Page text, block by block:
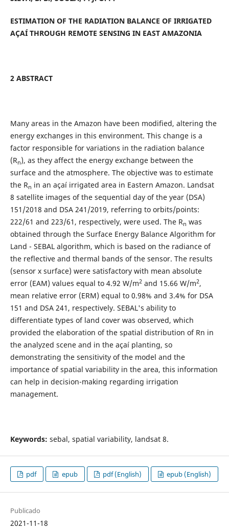
ESTIMATION OF THE RADIATION BALANCE OF IRRIGATED
AÇAÍ THROUGH REMOTE SENSING IN EAST AMAZONIA
2 ABSTRACT
Many areas in the Amazon have been modified, altering the
energy exchanges in this environment. This change is a
factor responsible for variations in the radiation balance
(Rn), as they affect the energy exchange between the
surface and the atmosphere. The objective was to estimate
the Rn in an açaí irrigated area in Eastern Amazon. Landsat
8 satellite images of the sequential day of the year (DSA)
151/2018 and DSA 241/2019, referring to orbits/points:
222/61 and 223/61, respectively, were used. The Rn was
obtained through the Surface Energy Balance Algorithm for
Land - SEBAL algorithm, which is based on the radiance of
the reflective and thermal bands of the sensor. The results
(sensor x surface) were satisfactory with mean absolute
error (EAM) values ​​equal to 4.92 W/m2and 15.66 W/m2,
mean relative error (ERM) equal to 0.98% and 3.4% for DSA
151 and DSA 241, respectively. SEBAL's ability to
differentiate types of land cover was observed, which
provided the elaboration of the spatial distribution of Rn in
the analyzed scene and in the açaí planting, so
demonstrating the sensitivity of the model and the
importance of spatial variability in the area, this information
can help in decision-making regarding irrigation
management.
Keywords: sebal, spatial variability, landsat 8.
pdf epub pdf (English) epub (English)
Publicado
2021-11-18